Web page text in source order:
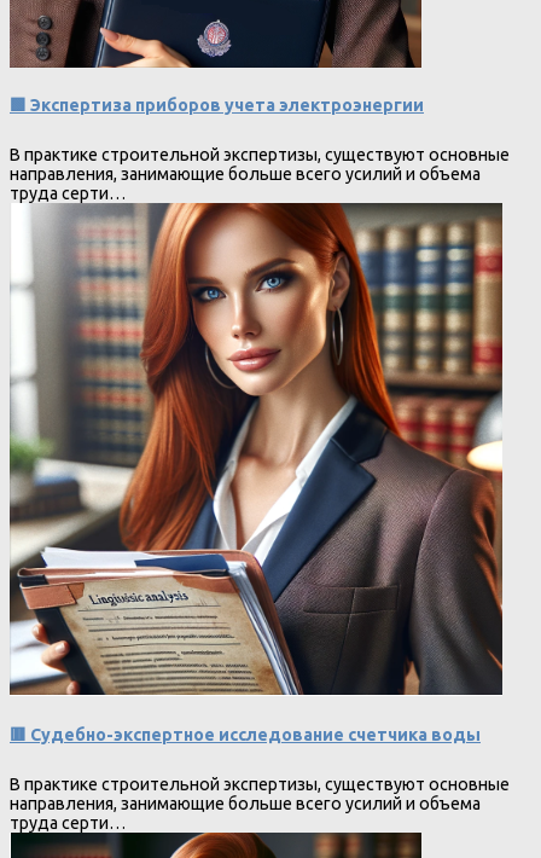
🟩 Экспертиза приборов учета электроэнергии
В практике строительной экспертизы, существуют основные
направления, занимающие больше всего усилий и объема
труда серти…
🟥 Судебно-экспертное исследование счетчика воды
В практике строительной экспертизы, существуют основные
направления, занимающие больше всего усилий и объема
труда серти…